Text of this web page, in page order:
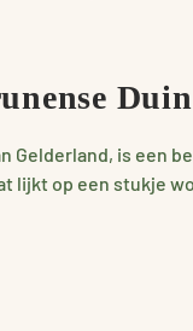
Gelderland, is een
lijkt op een stukje